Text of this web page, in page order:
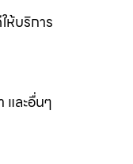
ห้บริการ
และอื่นๆ